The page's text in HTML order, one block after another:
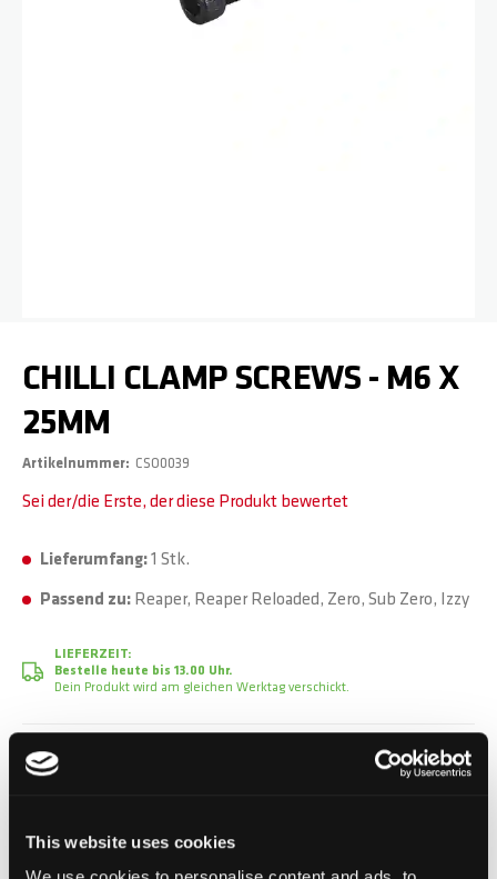
This website uses cookies
CHILLI CLAMP SCREWS - M6 X
25MM
Artikelnummer CSO0039
Sei der/die Erste, der diese Produkt bewertet
Lieferumfang:1 Stk.
Passend zu: Reaper, Reaper Reloaded, Zero, Sub Zero, Izzy
LIEFERZEIT:
Bestelle heute bis 13.00 Uhr.
Dein Produkt wird am gleichen Werktag verschickt.
CHF 1.50